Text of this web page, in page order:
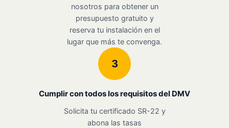
nosotros para obtener un
presupuesto gratuito y
reserva tu instalación en el
lugar que más te convenga.
3
Cumplir con todos los requisitos del DMV
Solicita tu certificado SR-22 y
abona las tasas